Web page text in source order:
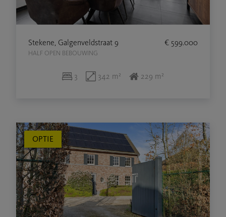
Stekene, Galgenveldstraat 9
HALF OPEN BEBOUWING
€ 599.000
3 342 m² 229 m²
OPTIE